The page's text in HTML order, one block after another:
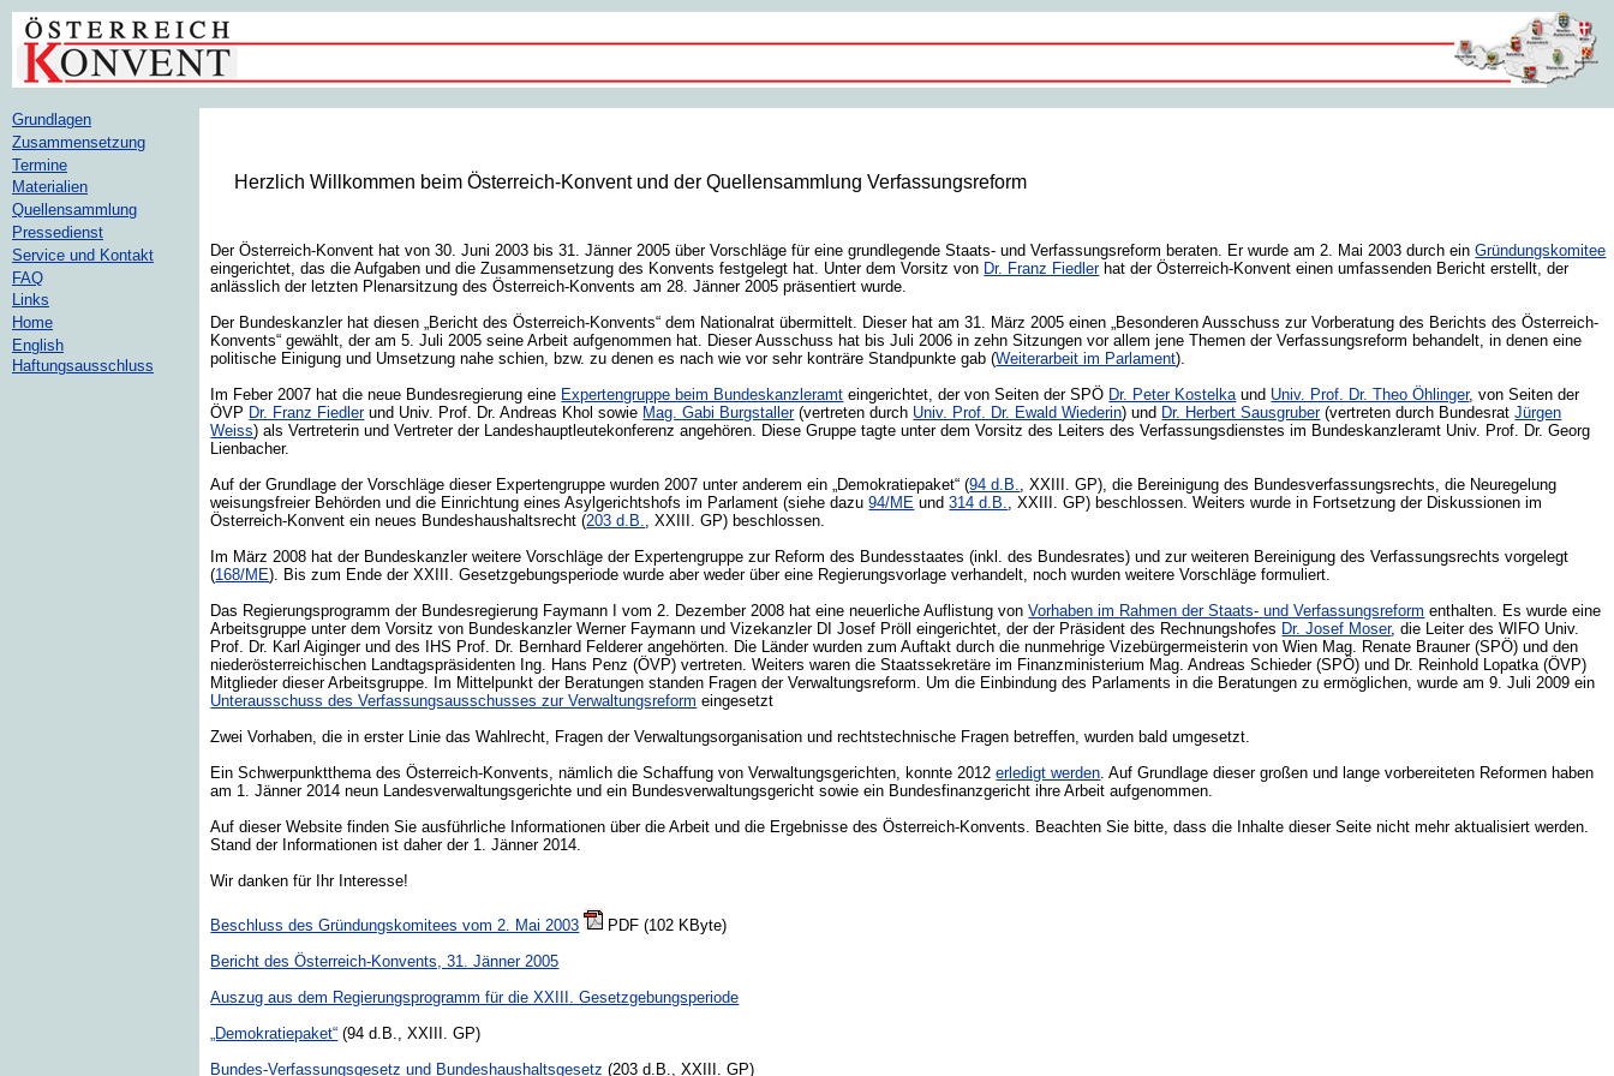
Herzlich Willkommen beim Österreich-Konvent und der Quellensammlung Verfassungsreform
Der Österreich-Konvent hat von 30. Juni 2003 bis 31. Jänner 2005 über Vorschläge für eine grundlegende Staats- und Verfassungsreform beraten. Er wurde am 2. Mai 2003 durch einGründungskomitee
eingerichtet, das die Aufgaben und die Zusammensetzung des Konvents festgelegt hat. Unter dem Vorsitz von Dr. Franz Fiedlerhat der Österreich-Konvent einen umfassenden Bericht erstellt, der
anlässlich der letzten Plenarsitzung des Österreich-Konvents am 28. Jänner 2005 präsentiert wurde.
Der Bundeskanzler hat diesen „Bericht des Österreich-Konvents“ dem Nationalrat übermittelt. Dieser hat am 31. März 2005 einen „Besonderen Ausschuss zur Vorberatung des Berichts des Österreich-
Konvents“ gewählt, der am 5. Juli 2005 seine Arbeit aufgenommen hat. Dieser Ausschuss hat bis Juli 2006 in zehn Sitzungen vor allem jene Themen der Verfassungsreform behandelt, in denen eine
politische Einigung und Umsetzung nahe schien, bzw. zu denen es nach wie vor sehr konträre Standpunkte gab (Weiterarbeit im Parlament).
Im Feber 2007 hat die neue Bundesregierung eine Expertengruppe beim Bundeskanzleramt eingerichtet, der von Seiten der SPÖ Dr. Peter Kostelka und Univ. Prof. Dr. Theo Öhlinger, von Seiten der
ÖVP Dr. Franz Fiedlerund Univ. Prof. Dr. Andreas Khol sowie Mag. Gabi Burgstaller(vertreten durch Univ. Prof. Dr. Ewald Wiederin) und Dr. Herbert Sausgruber(vertreten durch BundesratJürgen
Weiss) als Vertreterin und Vertreter der Landeshauptleutekonferenz angehören. Diese Gruppe tagte unter dem Vorsitz des Leiters des Verfassungsdienstes im Bundeskanzleramt Univ. Prof. Dr. Georg
Lienbacher.
Auf der Grundlage der Vorschläge dieser Expertengruppe wurden 2007 unter anderem ein „Demokratiepaket“ (94 d.B.
, XXIII. GP), die Bereinigung des Bundesverfassungsrechts, die Neuregelung
weisungsfreier Behörden und die Einrichtung eines Asylgerichtshofs im Parlament (siehe dazu94/ME und314 d.B.
, XXIII. GP) beschlossen. Weiters wurde in Fortsetzung der Diskussionen im
Österreich-Konvent ein neues Bundeshaushaltsrecht (203 d.B.
, XXIII. GP) beschlossen.
Im März 2008 hat der Bundeskanzler weitere Vorschläge der Expertengruppe zur Reform des Bundesstaates (inkl. des Bundesrates) und zur weiteren Bereinigung des Verfassungsrechts vorgelegt
(168/ME). Bis zum Ende der XXIII. Gesetzgebungsperiode wurde aber weder über eine Regierungsvorlage verhandelt, noch wurden weitere Vorschläge formuliert.
Das Regierungsprogramm der Bundesregierung Faymann I vom 2. Dezember 2008 hat eine neuerliche Auflistung vonVorhaben im Rahmen der Staats- und Verfassungsreform enthalten. Es wurde eine
Arbeitsgruppe unter dem Vorsitz von Bundeskanzler Werner Faymann und Vizekanzler DI Josef Pröll eingerichtet, der der Präsident des Rechnungshofes Dr. Josef Moser, die Leiter des WIFO Univ.
Prof. Dr. Karl Aiginger und des IHS Prof. Dr. Bernhard Felderer angehörten. Die Länder wurden zum Auftakt durch die nunmehrige Vizebürgermeisterin von Wien Mag. Renate Brauner (SPÖ) und den
niederösterreichischen Landtagspräsidenten Ing. Hans Penz (ÖVP) vertreten. Weiters waren die Staatssekretäre im Finanzministerium Mag. Andreas Schieder (SPÖ) und Dr. Reinhold Lopatka (ÖVP)
Mitglieder dieser Arbeitsgruppe. Im Mittelpunkt der Beratungen standen Fragen der Verwaltungsreform. Um die Einbindung des Parlaments in die Beratungen zu ermöglichen, wurde am 9. Juli 2009 ein
Unterausschuss des Verfassungsausschusses zur Verwaltungsreform eingesetzt
Zwei Vorhaben, die in erster Linie das Wahlrecht, Fragen der Verwaltungsorganisation und rechtstechnische Fragen betreffen, wurden bald umgesetzt.
Ein Schwerpunktthema des Österreich-Konvents, nämlich die Schaffung von Verwaltungsgerichten, konnte 2012erledigt werden . Auf Grundlage dieser großen und lange vorbereiteten Reformen haben
am 1. Jänner 2014 neun Landesverwaltungsgerichte und ein Bundesverwaltungsgericht sowie ein Bundesfinanzgericht ihre Arbeit aufgenommen.
Auf dieser Website finden Sie ausführliche Informationen über die Arbeit und die Ergebnisse des Österreich-Konvents. Beachten Sie bitte, dass die Inhalte dieser Seite nicht mehr aktualisiert werden.
Stand der Informationen ist daher der 1. Jänner 2014.
Wir danken für Ihr Interesse!
Beschluss des Gründungskomitees vom 2. Mai 2003
PDF (102 KByte)
Bericht des Österreich-Konvents, 31. Jänner 2005
Auszug aus dem Regierungsprogramm für die XXIII. Gesetzgebungsperiode
„Demokratiepaket“ (94 d.B., XXIII. GP)
Bundes-Verfassungsgesetz und Bundeshaushaltsgesetz (203 d.B., XXIII. GP)
Grundlagen
Zusammensetzung
Termine
Materialien
Quellensammlung
Pressedienst
Service und Kontakt
FAQ
Links
Home
English
Haftungsausschluss